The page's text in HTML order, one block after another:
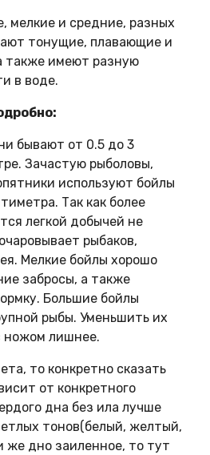
мелкие и средние, разных
тонущие, плавающие и
также имеют разную
в воде.
бывают от 0.5 до 3
Зачастую рыболовы,
используют бойлы
Так как более
легкой добычей не
рыбаков,
Мелкие бойлы хорошо
забросы, а также
Большие бойлы
рыбы. Уменьшить их
ножом лишнее.
то конкретно сказать
от конкретного
дна без ила лучше
тонов(белый, желтый,
же дно заиленное, то тут